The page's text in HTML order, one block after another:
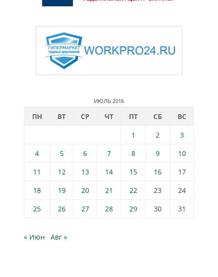
ИЮЛЬ 2016
ПН ВТ СР ЧТ ПТ СБ
ВС
1
2
3
4
5 6 7 8 9
10
11
12 13 14 15 16
17
18
19 20 21 22 23
24
25
26 27 28 29 30 31
« Июн Авг »